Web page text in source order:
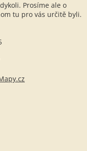
Prosíme ale o
tu pro vás určitě byli.